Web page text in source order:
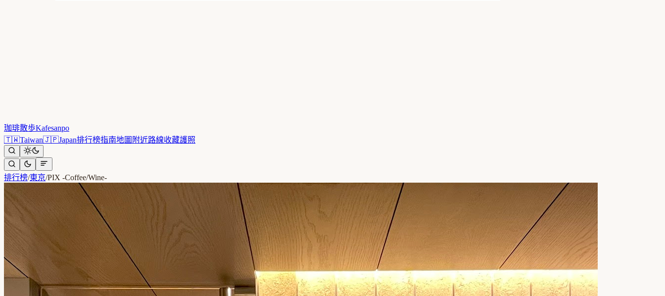
珈琲散歩Kafesanpo
🇹🇼Taiwan🇯🇵Japan排行榜指南地圖 附近路線收藏護照
排行榜/東京/PIX -Coffee/Wine-